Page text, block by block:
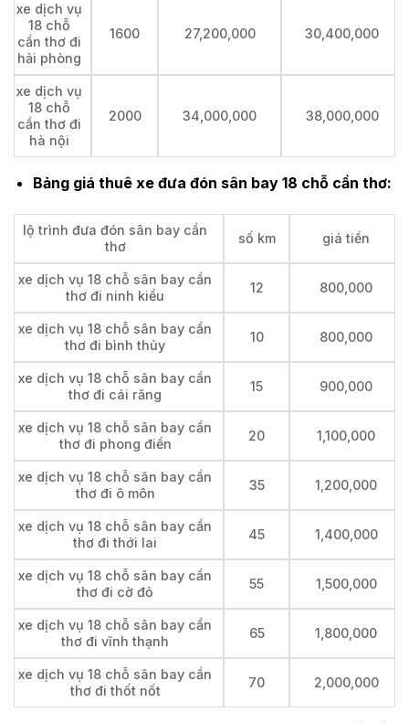
xe dịch vụ
18 chỗ
cần thơ đi
hải phòng
1600 27,200,000 30,400,000
xe dịch vụ
18 chỗ
cần thơ đi
hà nội
2000 34,000,000 38,000,000
Bảng giá thuê xe đưa đón sân bay 18 chỗ cần thơ:
lộ trình đưa đón sân bay cần
thơ
số km giá tiền
xe dịch vụ 18 chỗ sân bay cần
thơ đi ninh kiều
12 800,000
xe dịch vụ 18 chỗ sân bay cần
thơ đi bình thủy
10 800,000
xe dịch vụ 18 chỗ sân bay cần
thơ đi cái răng
15 900,000
xe dịch vụ 18 chỗ sân bay cần
thơ đi phong điền
20 1,100,000
xe dịch vụ 18 chỗ sân bay cần
thơ đi ô môn
35 1,200,000
xe dịch vụ 18 chỗ sân bay cần
thơ đi thới lai
45 1,400,000
xe dịch vụ 18 chỗ sân bay cần
thơ đi cờ đỏ
55 1,500,000
xe dịch vụ 18 chỗ sân bay cần
thơ đi vĩnh thạnh
65 1,800,000
xe dịch vụ 18 chỗ sân bay cần
thơ đi thốt nốt
70 2,000,000